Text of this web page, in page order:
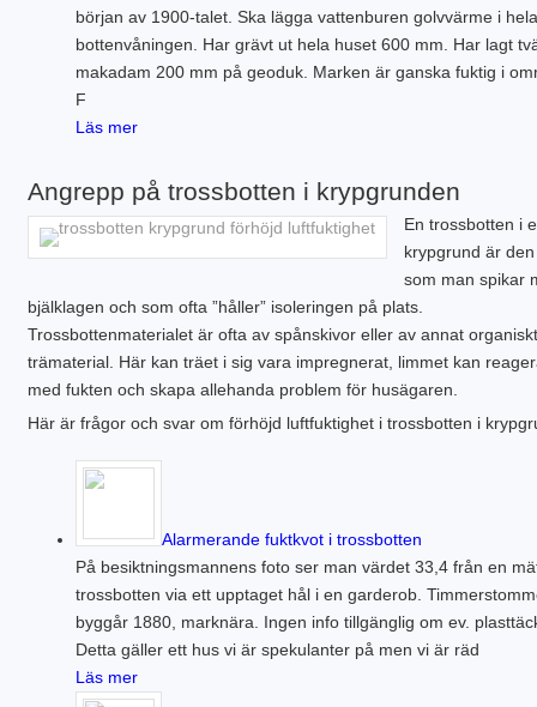
början av 1900-talet. Ska lägga vattenburen golvvärme i hela
bottenvåningen. Har grävt ut hela huset 600 mm. Har lagt
makadam 200 mm på geoduk. Marken är ganska fuktig i
F
Läs mer
Angrepp på trossbotten i krypgrunden
En trossbotten i
krypgrund är
som man spikar
bjälklagen och som ofta ”håller” isoleringen på plats.
Trossbottenmaterialet är ofta av spånskivor eller av annat organiskt
trämaterial. Här kan träet i sig vara impregnerat, limmet kan
med fukten och skapa allehanda problem för husägaren.
Här är frågor och svar om förhöjd luftfuktighet i trossbotten i
Alarmerande fuktkvot i trossbotten
På besiktningsmannens foto ser man värdet 33,4 från en
trossbotten via ett upptaget hål i en garderob.
byggår 1880, marknära. Ingen info tillgänglig om ev.
Detta gäller ett hus vi är spekulanter på men vi är räd
Läs mer